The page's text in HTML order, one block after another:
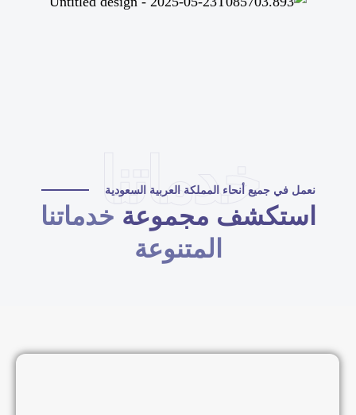
خدماتنا
نعمل في جميع أنحاء المملكة العربية السعودية
استكشف مجموعةخدماتنا
المتنوعة